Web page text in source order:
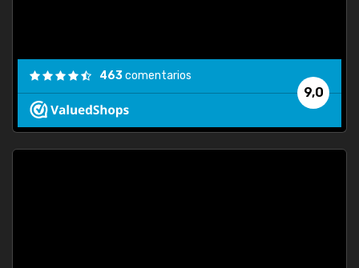
9,0
463comentarios